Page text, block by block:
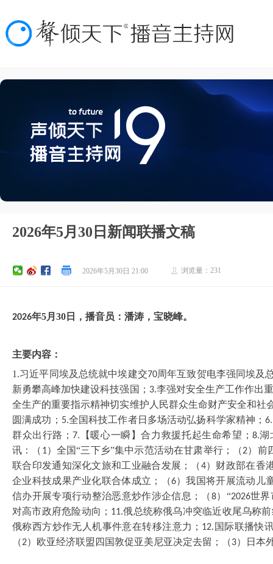
2026年5月30日新闻联播文稿
2026年5月30日 21:00 ꄑ 浏览量： 231
2026年5月 30 日，播音员： 潘涛 ， 宝晓峰。
主要内容：
1.习近平同埃及总统就中埃建交70周年互致贺电李强同埃及
新勇攀高峰加快建设科技强国； 3.李强对安全生产工作作出
全生产的重要指示精神切实维护人民群众生命财产安全和社
圆满成功； 5.全国科技工作者日多场活动弘扬科学家精神；6.
群众出行路；7. 【暖心一瞬】合力救援托起生命希望； 8.湖
讯：（ 1）全国“三下乡”集中示范活动在甘肃举行；（2）前
联合印发通知深化文旅和工业融合发展；（4）财政部在香
企业科技成果产业化联合体成立；（6）我国将开展流动儿
信办开展专项行动整治恶意炒作涉企信息；（8）“2026世界
对高市政府危险动向； 11.俄总统称俄乌冲突临近收尾乌称
俄称西方炒作无人机事件意在转移注意力； 12. 国际联播快
（2）欧亚经济联盟四国敦促亚美尼亚决定去留；（3）日本